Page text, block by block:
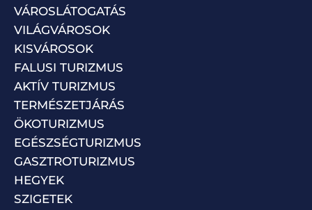
VÁROSLÁTOGATÁS
VILÁGVÁROSOK
KISVÁROSOK
FALUSI TURIZMUS
AKTÍV TURIZMUS
TERMÉSZETJÁRÁS
ÖKOTURIZMUS
EGÉSZSÉGTURIZMUS
GASZTROTURIZMUS
HEGYEK
SZIGETEK